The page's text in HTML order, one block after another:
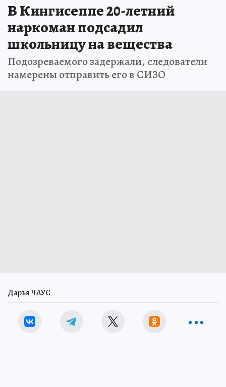
В Кингисеппе 20-летний
наркоман подсадил
школьницу на вещества
Подозреваемого задержали, следователи
намерены отправить его в СИЗО
Дарья ЧАУС